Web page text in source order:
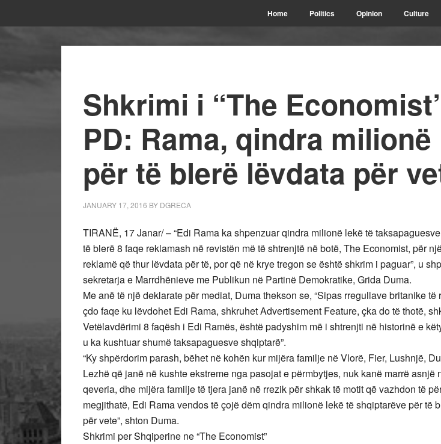
Home Politics Opinion Culture
Shkrimi i “The
PD: Rama, qindra milionë
për të blerë lëvdata për
JANUARY 17, 2016 BY DGRECA
TIRANË, 17 Janar/ – “Edi Rama ka shpenzuar qindra milionë lekë të
të blerë 8 faqe reklamash në revistën më të shtrenjtë në botë, The Economist, për
reklamë që thur lëvdata për të, por që në krye tregon se është shkrim i paguar”, u
sekretarja e Marrdhënieve me Publikun në Partinë Demokratike, Grida Duma.
Me anë të një deklarate për mediat, Duma thekson se, “Sipas rregullave britanike të
çdo faqe ku lëvdohet Edi Rama, shkruhet Advertisement Feature, çka do të thotë,
Vetëlavdërimi 8 faqësh i Edi Ramës, është padyshim më i shtrenjti në historinë e
u ka kushtuar shumë taksapaguesve shqiptarë”.
“Ky shpërdorim parash, bëhet në kohën kur mijëra familje në Vlorë, Fier, Lushnjë,
Lezhë që janë në kushte ekstreme nga pasojat e përmbytjes, nuk kanë marrë asnjë
qeveria, dhe mijëra familje të tjera janë në rrezik për shkak të motit që vazhdon të
megjithatë, Edi Rama vendos të çojë dëm qindra milionë lekë të shqiptarëve për të
për vete”, shton Duma.
Shkrimi per Shqiperine ne “The Economist”